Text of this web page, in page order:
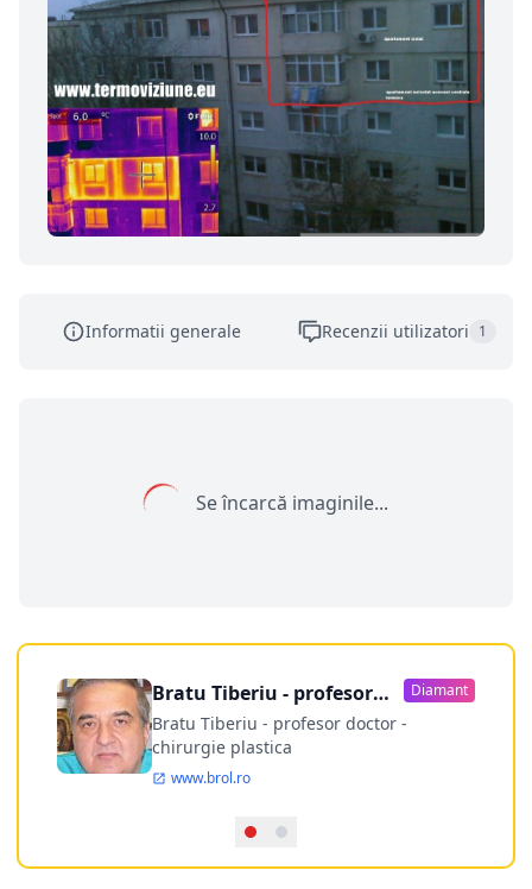
Informatii generale Recenzii utilizatori 1
Se încarcă imaginile...
Bratu Tiberiu - profesor
doctor
Diamant
Bratu Tiberiu - profesor doctor -
chirurgie plastica
www.brol.ro